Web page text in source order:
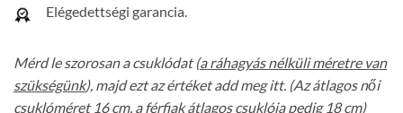
Elégedettségi garancia.
Mérd le szorosan a csuklódat (a ráhagyás nélküli méretre van
szükségünk), majd ezt az értéket add meg itt. (Az átlagos női
csuklóméret 16 cm, a férfiak átlagos csuklója pedig 18 cm)